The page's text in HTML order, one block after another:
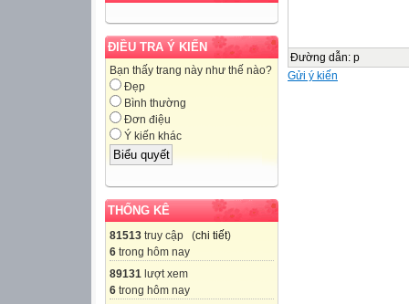
ĐIỀU TRA Ý KIẾN
Bạn thấy trang này như thế nào?
Đẹp
Bình thường
Đơn điệu
Ý kiến khác
THỐNG KÊ
81513 truy cập (chi tiết)
6 trong hôm nay
89131 lượt xem
6 trong hôm nay
Đường dẫn: p
Gửi ý kiến